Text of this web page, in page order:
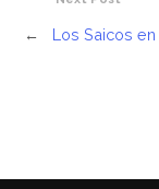
← Los Saicos